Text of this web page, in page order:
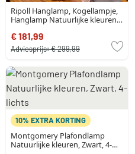
Ripoll Hanglamp, Kogellampje,
Hanglamp Natuurlijke kleuren,
€ 181,99
Adviesprijs:€ 299,99
10% EXTRA KORTING
Montgomery Plafondlamp
Natuurlijke kleuren, Zwart, 4-